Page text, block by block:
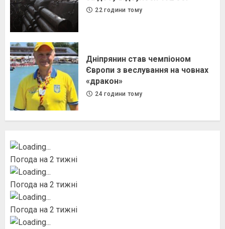
22 години тому
Дніпрянин став чемпіоном
Європи з веслування на човнах
«дракон»
24 години тому
Погода на 2 тижні
Погода на 2 тижні
Погода на 2 тижні